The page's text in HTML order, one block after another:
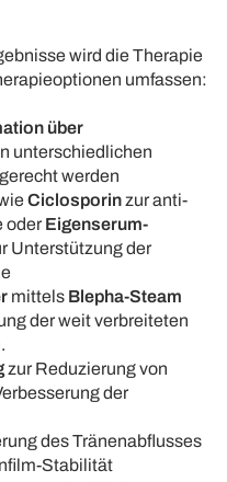
wird die Therapie
umfassen:
über
unterschiedlichen
werden
Ciclosporinzur anti-
oder Eigenserum-
Unterstützung der
mittels Blepha-Steam
der weit verbreiteten
zur Reduzierung von
der
des Tränenabflusses
Stabilität